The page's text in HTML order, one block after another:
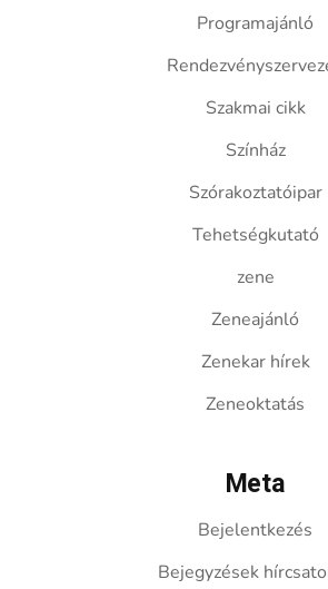
Programajánló
Szakmai cikk
Színház
Szórakoztatóipar
Tehetségkutató
zene
Zeneajánló
Zenekar hírek
Zeneoktatás
Meta
Bejelentkezés
Bejegyzések